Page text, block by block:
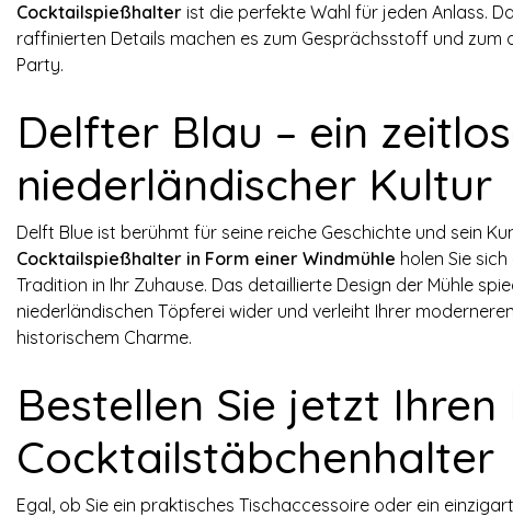
Cocktailspießhalter ist die perfekte Wahl für jeden Anlass.
raffinierten Details machen es zum Gesprächsstoff und zum
Party.
Delfter Blau – ein
niederländischer Kultur
Delft Blue ist berühmt für seine reiche Geschichte und sein
Cocktailspießhalter in Form einer Windmühle holen Sie
Tradition in Ihr Zuhause. Das detaillierte Design der Mühle
niederländischen Töpferei wider und verleiht Ihrer
historischem Charme.
Bestellen Sie jetzt Ihren
Cocktailstäbchenhalter
Egal, ob Sie ein praktisches Tischaccessoire oder ein